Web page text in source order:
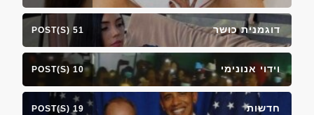
דוגמנית כושר 51 POST(S)
וידוי אנונימי 10 POST(S)
חדשות 19 POST(S)